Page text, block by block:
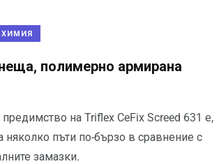
ХИМИЯ
полимерно армирана
на Triflex CeFix Screed 631 е,
няколко пъти по-бързо в сравнение с
замазки.